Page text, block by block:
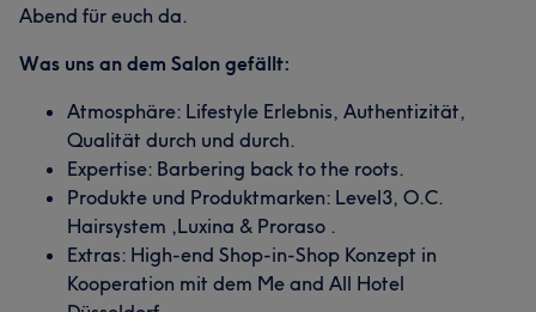
Abend für euch da.
Was uns an dem Salon gefällt:
Atmosphäre: Lifestyle Erlebnis, Authentizität,
Qualität durch und durch.
Expertise: Barbering back to the roots.
Produkte und Produktmarken: Level3, O.C.
Hairsystem ,Luxina & Proraso .
Extras: High-end Shop-in-Shop Konzept in
Kooperation mit dem Me and All Hotel